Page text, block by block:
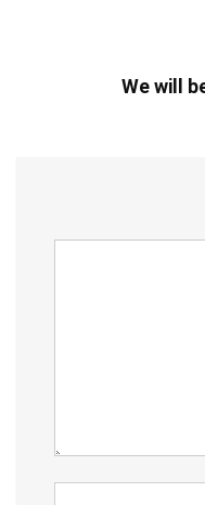
We will